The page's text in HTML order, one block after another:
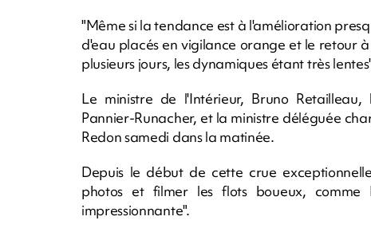
"Même si la tendance est à l'amélioration
d'eau placés en vigilance orange et le retour
plusieurs jours, les dynamiques étant très
Le ministre de l'Intérieur, Bruno
Pannier-Runacher, et la ministre déléguée
Redon samedi dans la matinée.
Depuis le début de cette crue
photos et filmer les flots boueux,
impressionnante".